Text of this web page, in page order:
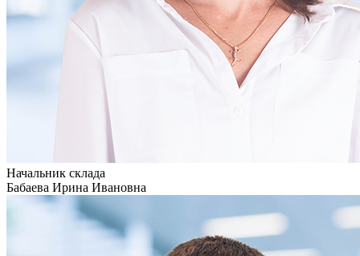
Начальник склада
Бабаева Ирина Ивановна